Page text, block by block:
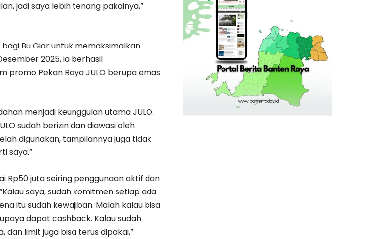
jadi saya lebih tenang pakainya,”
Bu Giar untuk memaksimalkan
2025, ia berhasil
promo Pekan Raya JULO berupa emas
menjadi keunggulan utama JULO.
sudah berizin dan diawasi oleh
digunakan, tampilannya juga tidak
saya.”
Rp50 juta seiring penggunaan aktif dan
saya, sudah komitmen setiap ada
itu sudah kewajiban. Malah kalau bisa
dapat cashback. Kalau sudah
dan limit juga bisa terus dipakai,”